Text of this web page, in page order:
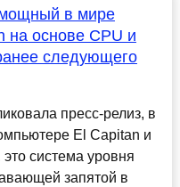
в мире
на основе CPU и
следующего
пресс-релиз, в
El Capitan и
система уровня
запятой в